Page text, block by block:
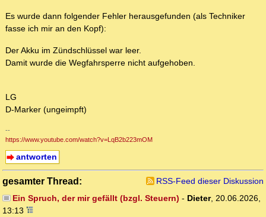
Es wurde dann folgender Fehler herausgefunden (als Techniker
fasse ich mir an den Kopf):
Der Akku im Zündschlüssel war leer.
Damit wurde die Wegfahrsperre nicht aufgehoben.
LG
D-Marker (ungeimpft)
--
https://www.youtube.com/watch?v=LqB2b223mOM
antworten
gesamter Thread:
RSS-Feed dieser Diskussion
Ein Spruch, der mir gefällt (bzgl. Steuern) - Dieter, 20.06.2026,
13:13